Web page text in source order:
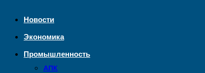
Новости
Экономика
Промышленность
АПК